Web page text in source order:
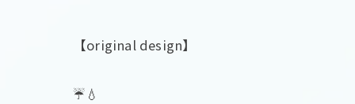
【original design】
☔️💧